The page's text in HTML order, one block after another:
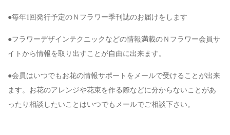
●毎年1回発行予定のＮフラワー季刊誌のお届けをします
●フラワーデザインテクニックなどの情報満載のＮフラワー会員サ
イトから情報を取り出すことが自由に出来ます。
●会員はいつでもお花の情報サポートをメールで受けることが出来
ます。お花のアレンジや花束を作る際などに分からないことがあ
ったり相談したいことはいつでもメールでご相談下さい。